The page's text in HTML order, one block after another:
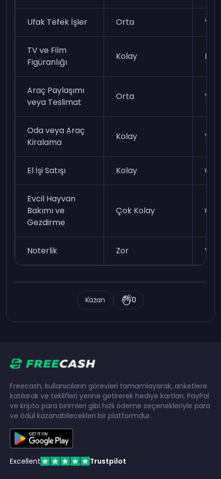
Ufak Tefek İşler Orta
TV ve Film
Figüranlığı
Kolay
Araç Paylaşımı
veya Teslimat
Orta
Oda veya Araç
Kiralama
Kolay
El İşi Satışı Kolay
Evcil Hayvan
Bakımı ve
Gezdirme
Çok Kolay
Noterlik Zor
Kazan 0
Freecash, kullanıcıların görevleri tamamlayarak, anketlere
katılarak ve teklifleri yerine getirerek hediye kartları, PayPal
ve kripto para birimleri gibi hızlı ödeme seçenekleriyle para
ve ödül kazanabilecekleri bir platformdur.
Excellent Trustpilot